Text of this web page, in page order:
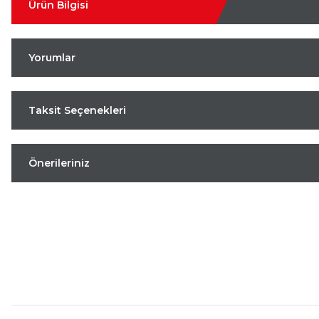
Ürün Bilgisi
Yorumlar
Taksit Seçenekleri
Önerileriniz